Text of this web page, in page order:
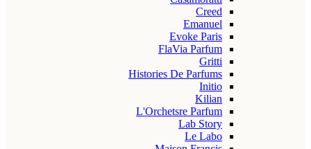
Creed
Emanuel
Evoke Paris
FlaVia Parfum
Gritti
Histories De Parfums
Initio
Kilian
L'Orchetsre Parfum
Lab Story
Le Labo